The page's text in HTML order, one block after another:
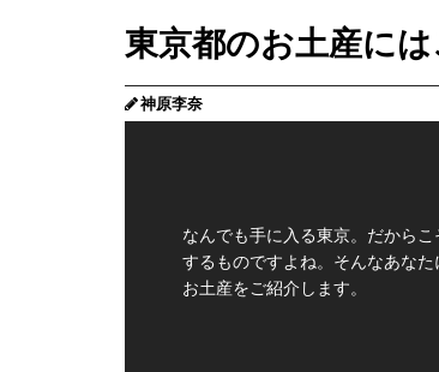
東京都のお土産に
神原李奈
なんでも手に入る東京。だから
するものですよね。そんなあな
お土産をご紹介します。